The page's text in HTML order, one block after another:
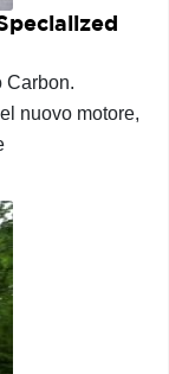
Carbon.
nuovo motore,